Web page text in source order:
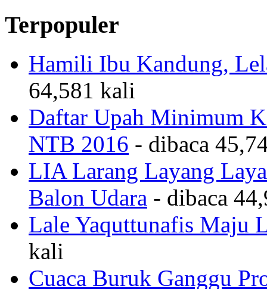
Terpopuler
Hamili Ibu Kandung,
64,581 kali
Daftar Upah Minimum
NTB 2016 - dibaca
LIA Larang Layang
Balon Udara - dibaca
Lale Yaquttunafis Maju
kali
Cuaca Buruk Ganggu